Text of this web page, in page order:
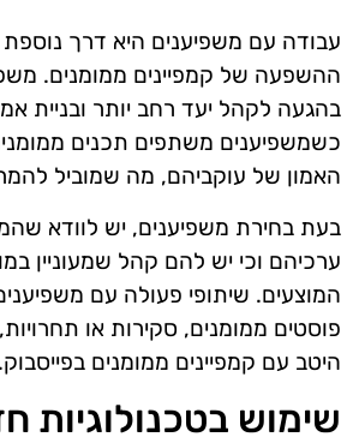
עבודה עם משפיענים היא דרך
ההשפעה של קמפיינים ממומנים.
בהגעה לקהל יעד רחב יותר ובניית
כשמשפיענים משתפים תכנים
האמון של עוקביהם, מה שמוביל
בעת בחירת משפיענים, יש לוודא
ערכיהם וכי יש להם קהל שמעוניין
המוצעים. שיתופי פעולה עם
פוסטים ממומנים, סקירות או
היטב עם קמפיינים ממומנים בפייסבוק.
שימוש בטכנולוגיות